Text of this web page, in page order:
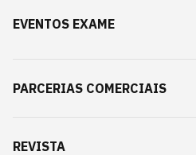
EVENTOS EXAME
PARCERIAS COMERCIAIS
REVISTA